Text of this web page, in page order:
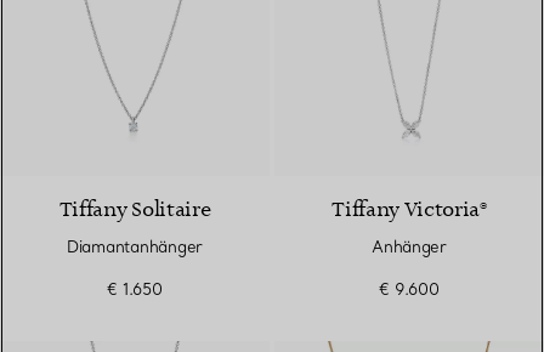
Tiffany Solitaire
Diamantanhänger
€ 1.650
Tiffany Victoria®
Anhänger
€ 9.600